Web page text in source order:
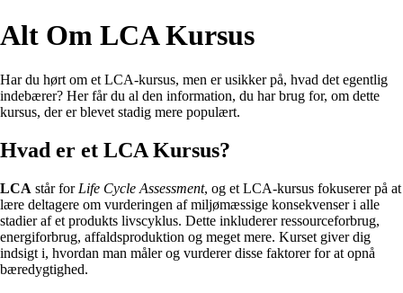
Alt Om LCA Kursus
Har du hørt om et LCA-kursus, men er usikker på, hvad det egentlig
indebærer? Her får du al den information, du har brug for, om dette
kursus, der er blevet stadig mere populært.
Hvad er et LCA Kursus?
LCA står for Life Cycle Assessment, og et LCA-kursus fokuserer på at
lære deltagere om vurderingen af miljømæssige konsekvenser i alle
stadier af et produkts livscyklus. Dette inkluderer ressourceforbrug,
energiforbrug, affaldsproduktion og meget mere. Kurset giver dig
indsigt i, hvordan man måler og vurderer disse faktorer for at opnå
bæredygtighed.